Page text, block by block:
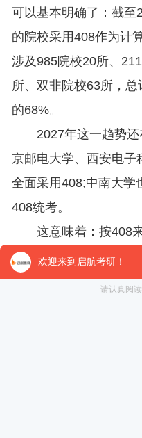
可以基本明确了：截至
的院校采用408作为计
涉及985院校20所、
所、双非院校63所，
的68%。
2027年这一趋势
京邮电大学、西安电子
全面采用408;中南大学
408统考。
这意味着：按408
范围更广，调剂时也更
匹配”而被调剂院校拒